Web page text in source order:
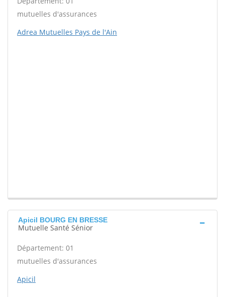
mutuelles d'assurances
Adrea Mutuelles Pays de l'Ain
Apicil BOURG EN BRESSE
Mutuelle Santé Sénior
Département: 01
mutuelles d'assurances
Apicil